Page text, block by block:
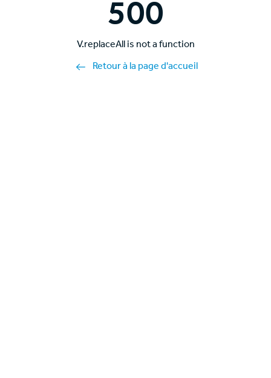
500
V.replaceAll is not a function
Retour à la page d'accueil